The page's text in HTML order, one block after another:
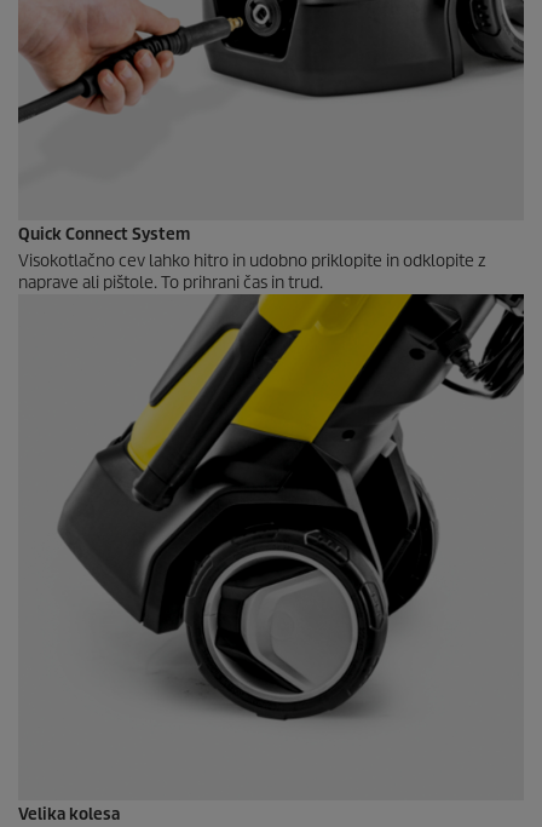
Quick Connect System
Visokotlačno cev lahko hitro in udobno priklopite in odklopite z
naprave ali pištole. To prihrani čas in trud.
Velika kolesa